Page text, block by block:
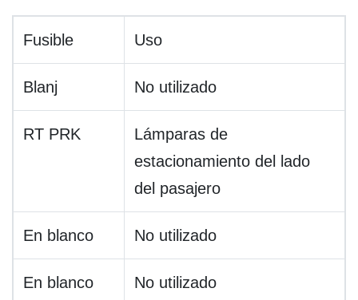
Fusible Uso
Blanj No utilizado
RT PRK
Lámparas de
estacionamiento del lado
del pasajero
En blanco No utilizado
En blanco No utilizado